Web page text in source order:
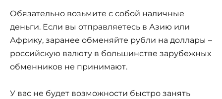
Обязательно возьмите с собой наличные
деньги. Если вы отправляетесь в Азию или
Африку, заранее обменяйте рубли на доллары –
российскую валюту в большинстве зарубежных
обменников не принимают.
У вас не будет возможности быстро занять